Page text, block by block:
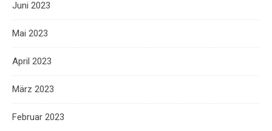
Juni 2023
Mai 2023
April 2023
März 2023
Februar 2023